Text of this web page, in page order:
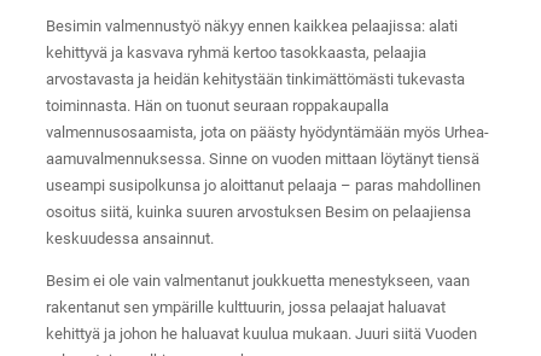
Besimin valmennustyö näkyy ennen kaikkea pelaajissa: alati
kehittyvä ja kasvava ryhmä kertoo tasokkaasta, pelaajia
arvostavasta ja heidän kehitystään tinkimättömästi tukevasta
toiminnasta. Hän on tuonut seuraan roppakaupalla
valmennusosaamista, jota on päästy hyödyntämään myös Urhea-
aamuvalmennuksessa. Sinne on vuoden mittaan löytänyt tiensä
useampi susipolkunsa jo aloittanut pelaaja – paras mahdollinen
osoitus siitä, kuinka suuren arvostuksen Besim on pelaajiensa
keskuudessa ansainnut.
Besim ei ole vain valmentanut joukkuetta menestykseen, vaan
rakentanut sen ympärille kulttuurin, jossa pelaajat haluavat
kehittyä ja johon he haluavat kuulua mukaan. Juuri siitä Vuoden